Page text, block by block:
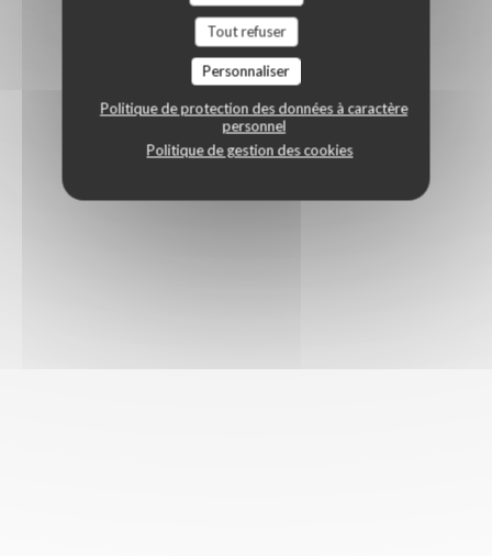
Tout refuser
Personnaliser
Politique de protection des données à caractère
personnel
Politique de gestion des cookies